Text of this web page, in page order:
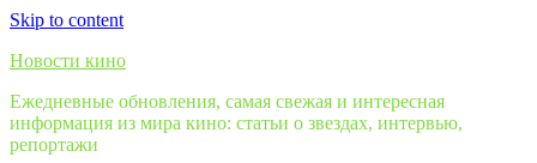
Skip to content
Новости кино
Ежедневные обновления, самая свежая и интересная
информация из мира кино: статьи о звездах, интервью,
репортажи